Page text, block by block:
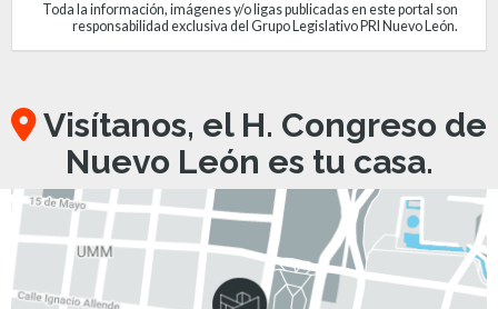
Toda la información, imágenes y/o ligas publicadas en este portal son
responsabilidad exclusiva del Grupo Legislativo PRI Nuevo León.
Visítanos, el H. Congreso de
Nuevo León es tu casa.